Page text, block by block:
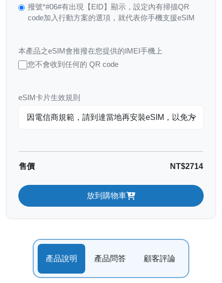
撥號*#06#有出現【EID】顯示，設定內有掃描QR
code加入行動方案的選項，就代表你手機支援eSIM
本產品之eSIM會推撥在您提供的IMEI手機上
您不會收到任何的 QR code
eSIM卡片生效規則
售價 NT$2714
放到購物車
產品說明 產品問答 顧客評論